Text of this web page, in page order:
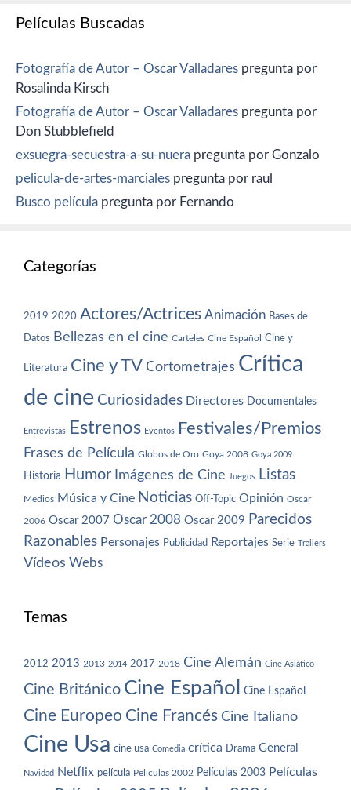
Películas Buscadas
Fotografía de Autor – Oscar Valladares pregunta por
Rosalinda Kirsch
Fotografía de Autor – Oscar Valladares pregunta por
Don Stubblefield
exsuegra-secuestra-a-su-nuera pregunta por Gonzalo
pelicula-de-artes-marciales pregunta por raul
Busco película pregunta por Fernando
Categorías
2019 2020 Actores/Actrices Animación Bases de
Datos Bellezas en el cine Carteles Cine Español Cine y
Literatura Cine y TV Cortometrajes Crítica
de cine Curiosidades Directores Documentales
Entrevistas Estrenos Eventos Festivales/Premios
Frases de Película Globos de Oro Goya 2008 Goya 2009
Historia Humor Imágenes de Cine Juegos Listas
Medios Música y Cine Noticias Off-Topic Opinión Oscar
2006 Oscar 2007 Oscar 2008 Oscar 2009 Parecidos
Razonables Personajes Publicidad Reportajes Serie Trailers
Vídeos Webs
Temas
2012 2013 2013 2014 2017 2018 Cine Alemán Cine Asiático
Cine Británico Cine Español Cine Español
Cine Europeo Cine Francés Cine Italiano
Cine Usa cine usa Comedia crítica Drama General
Navidad Netflix película Películas 2002 Películas 2003 Películas